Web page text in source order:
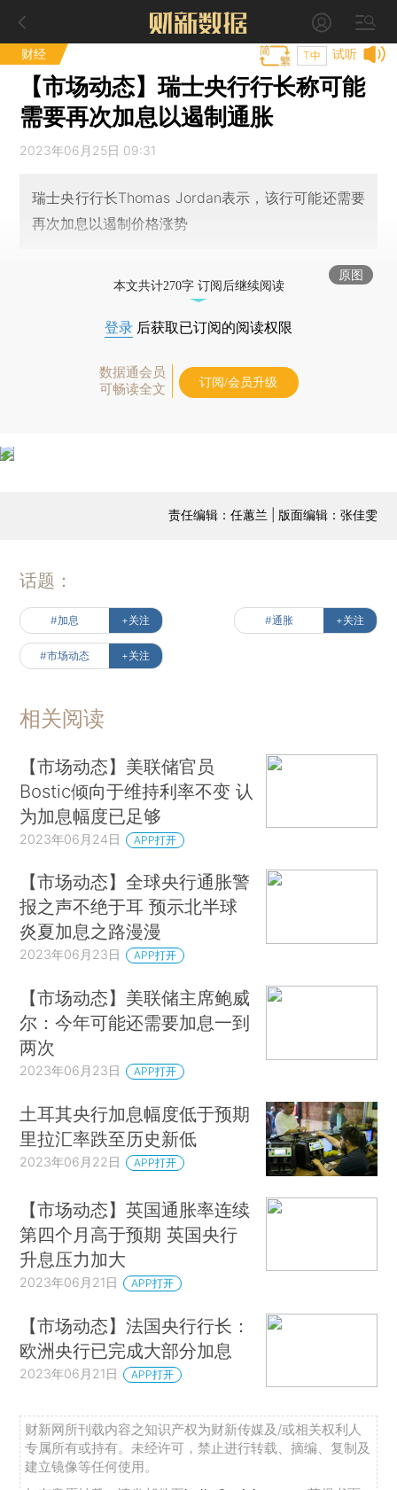
财经 试听
T中
【市场动态】瑞士央行行长称可能
需要再次加息以遏制通胀
2023年06月25日 09:31
瑞士央行行长Thomas Jordan表示，该行可能还需要
再次加息以遏制价格涨势
原图
本文共计270字 订阅后继续阅读
登录 后获取已订阅的阅读权限
数据通会员
可畅读全文
订阅/会员升级
责任编辑：任蕙兰 | 版面编辑：张佳雯
话题：
#加息 +关注 #通胀 +关注
#市场动态 +关注
相关阅读
【市场动态】美联储官员
Bostic倾向于维持利率不变 认
为加息幅度已足够
2023年06月24日 APP打开
【市场动态】全球央行通胀警
报之声不绝于耳 预示北半球
炎夏加息之路漫漫
2023年06月23日 APP打开
【市场动态】美联储主席鲍威
尔：今年可能还需要加息一到
两次
2023年06月23日 APP打开
土耳其央行加息幅度低于预期
里拉汇率跌至历史新低
2023年06月22日 APP打开
【市场动态】英国通胀率连续
第四个月高于预期 英国央行
升息压力加大
2023年06月21日 APP打开
【市场动态】法国央行行长：
欧洲央行已完成大部分加息
2023年06月21日 APP打开
财新网所刊载内容之知识产权为财新传媒及/或相关权利人
专属所有或持有。未经许可，禁止进行转载、摘编、复制及
建立镜像等任何使用。